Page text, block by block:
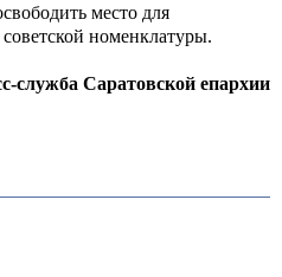
место для
номенклатуры.
служба Саратовской епархии